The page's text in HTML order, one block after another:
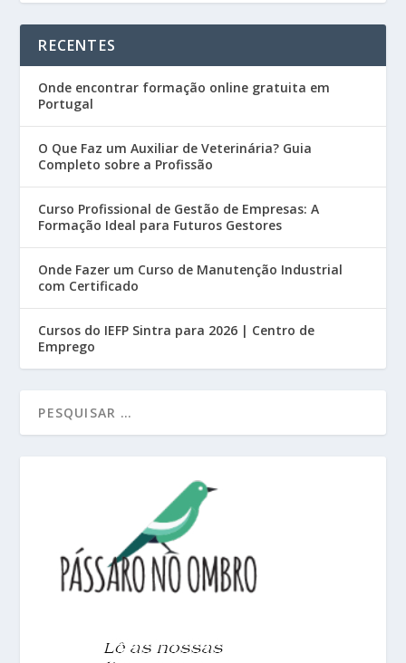
RECENTES
Onde encontrar formação online gratuita em
Portugal
O Que Faz um Auxiliar de Veterinária? Guia
Completo sobre a Profissão
Curso Profissional de Gestão de Empresas: A
Formação Ideal para Futuros Gestores
Onde Fazer um Curso de Manutenção Industrial
com Certificado
Cursos do IEFP Sintra para 2026 | Centro de
Emprego